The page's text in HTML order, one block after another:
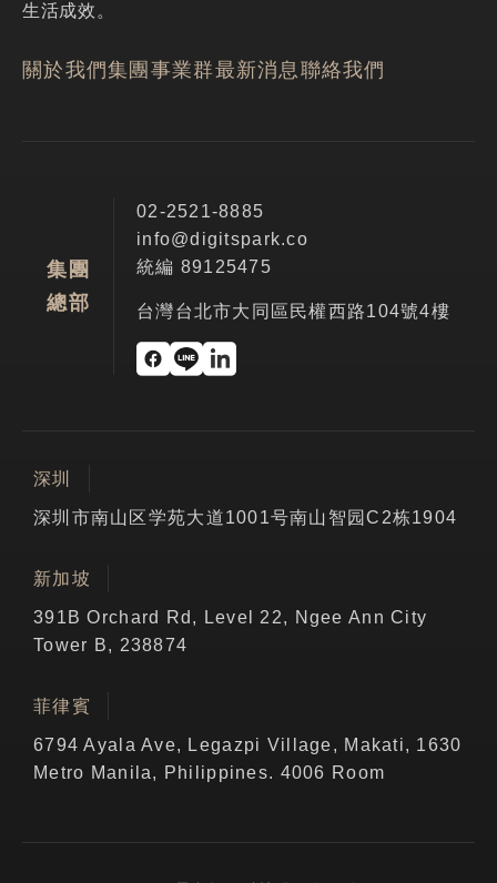
生活成效。
關於我們集團事業群最新消息聯絡我們
集團
總部
02-2521-8885
info@digitspark.co
統編 89125475
台灣台北市大同區民權西路104號4樓
深圳
深圳市南山区学苑大道1001号南山智园C2栋1904
新加坡
391B Orchard Rd, Level 22, Ngee Ann City
Tower B, 238874
菲律賓
6794 Ayala Ave, Legazpi Village, Makati, 1630
Metro Manila, Philippines. 4006 Room